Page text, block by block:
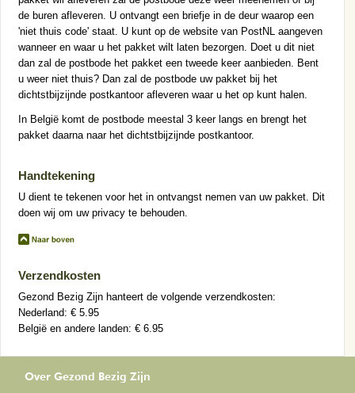
de buren afleveren. U ontvangt een briefje in de deur waarop een
'niet thuis code' staat. U kunt op de website van PostNL aangeven
wanneer en waar u het pakket wilt laten bezorgen. Doet u dit niet
dan zal de postbode het pakket een tweede keer aanbieden. Bent
u weer niet thuis? Dan zal de postbode uw pakket bij het
dichtstbijzijnde postkantoor afleveren waar u het op kunt halen.
In België komt de postbode meestal 3 keer langs en brengt het
pakket daarna naar het dichtstbijzijnde postkantoor.
Handtekening
U dient te tekenen voor het in ontvangst nemen van uw pakket. Dit
doen wij om uw privacy te behouden.
Verzendkosten
Gezond Bezig Zijn hanteert de volgende verzendkosten:
Nederland: € 5.95
België en andere landen: € 6.95
Over Gezond Bezig Zijn